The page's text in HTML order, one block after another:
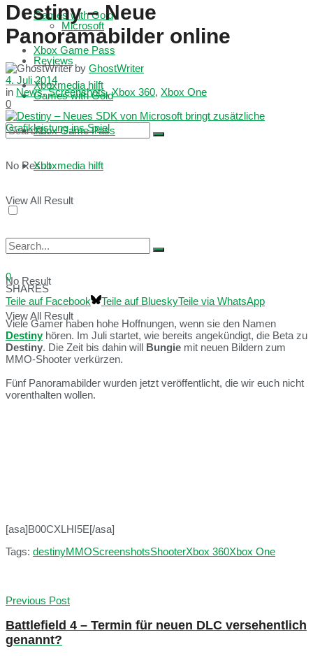
Games with Gold
Xbox Game Pass
Xboxmedia hilft
No Result
View All Result
Microsoft
Reviews
Games with Gold
Xbox Game Pass
Xboxmedia hilft
No Result
View All Result
Destiny – Neue
Panoramabilder online
by GhostWriter
4. Juli 2014
in News,Screenshots,Xbox 360, Xbox One
0
0
SHARES
Teile auf Facebook
Teile auf BlueskyTeile via WhatsApp
Viele Gamer haben hohe Hoffnungen, wenn sie den Namen
Destinyhören. Im Juli startet, wie bereits angekündigt, die Beta zu
Destiny. Die Zeit bis dahin will Bungie mit neuen Bildern zum
MMO-Shooter verkürzen.
Fünf Panoramabilder wurden jetzt veröffentlicht, die wir euch nicht
vorenthalten wollen.
[asa]B00CXLHI5E[/asa]
Tags: destinyMMOScreenshotsShooterXbox 360Xbox One
Previous Post
Battlefield 4 – Termin für neuen DLC versehentlich
genannt?